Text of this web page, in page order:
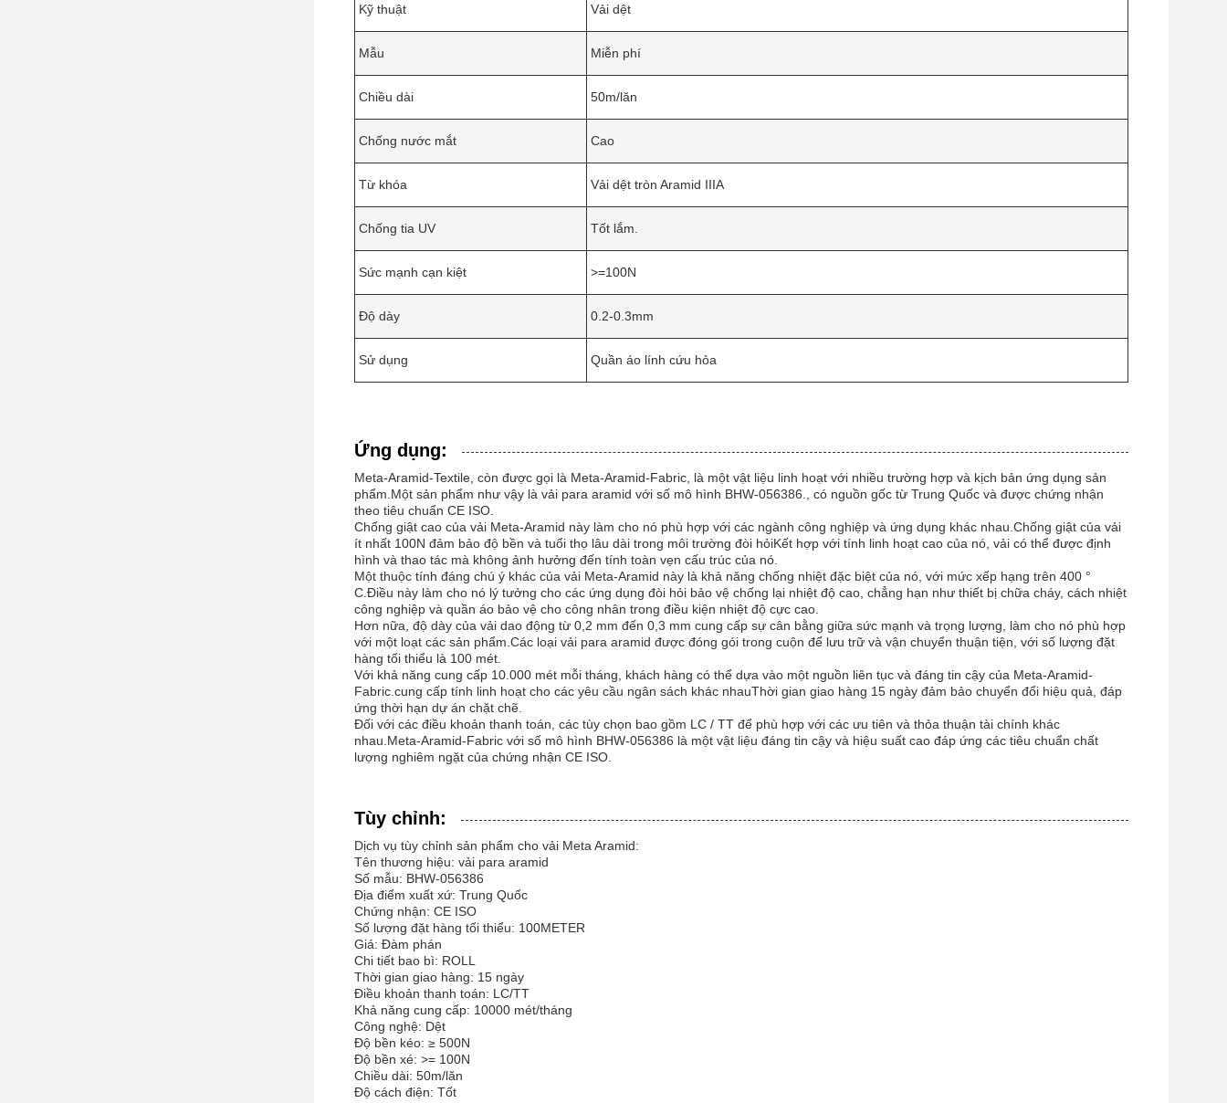
Kỹ thuật Vải dệt
Mẫu Miễn phí
Chiều dài 50m/lăn
Chống nước mắt Cao
Từ khóa Vải dệt tròn Aramid IIIA
Chống tia UV Tốt lắm.
Sức mạnh cạn kiệt >=100N
Độ dày 0.2-0.3mm
Sử dụng Quần áo lính cứu hỏa
Ứng dụng:
Meta-Aramid-Textile, còn được gọi là Meta-Aramid-Fabric, là một vật liệu linh hoạt với nhiều trường hợp và kịch bản ứng dụng sản
phẩm.Một sản phẩm như vậy là vải para aramid với số mô hình BHW-056386., có nguồn gốc từ Trung Quốc và được chứng nhận
theo tiêu chuẩn CE ISO.
Chống giật cao của vải Meta-Aramid này làm cho nó phù hợp với các ngành công nghiệp và ứng dụng khác nhau.Chống giật của vải
ít nhất 100N đảm bảo độ bền và tuổi thọ lâu dài trong môi trường đòi hỏiKết hợp với tính linh hoạt cao của nó, vải có thể được định
hình và thao tác mà không ảnh hưởng đến tính toàn vẹn cấu trúc của nó.
Một thuộc tính đáng chú ý khác của vải Meta-Aramid này là khả năng chống nhiệt đặc biệt của nó, với mức xếp hạng trên 400 °
C.Điều này làm cho nó lý tưởng cho các ứng dụng đòi hỏi bảo vệ chống lại nhiệt độ cao, chẳng hạn như thiết bị chữa cháy, cách nhiệt
công nghiệp và quần áo bảo vệ cho công nhân trong điều kiện nhiệt độ cực cao.
Hơn nữa, độ dày của vải dao động từ 0,2 mm đến 0,3 mm cung cấp sự cân bằng giữa sức mạnh và trọng lượng, làm cho nó phù hợp
với một loạt các sản phẩm.Các loại vải para aramid được đóng gói trong cuộn để lưu trữ và vận chuyển thuận tiện, với số lượng đặt
hàng tối thiểu là 100 mét.
Với khả năng cung cấp 10.000 mét mỗi tháng, khách hàng có thể dựa vào một nguồn liên tục và đáng tin cậy của Meta-Aramid-
Fabric.cung cấp tính linh hoạt cho các yêu cầu ngân sách khác nhauThời gian giao hàng 15 ngày đảm bảo chuyển đổi hiệu quả, đáp
ứng thời hạn dự án chặt chẽ.
Đối với các điều khoản thanh toán, các tùy chọn bao gồm LC / TT để phù hợp với các ưu tiên và thỏa thuận tài chính khác
nhau.Meta-Aramid-Fabric với số mô hình BHW-056386 là một vật liệu đáng tin cậy và hiệu suất cao đáp ứng các tiêu chuẩn chất
lượng nghiêm ngặt của chứng nhận CE ISO.
Tùy chỉnh:
Dịch vụ tùy chỉnh sản phẩm cho vải Meta Aramid:
Tên thương hiệu: vải para aramid
Số mẫu: BHW-056386
Địa điểm xuất xứ: Trung Quốc
Chứng nhận: CE ISO
Số lượng đặt hàng tối thiểu: 100METER
Giá: Đàm phán
Chi tiết bao bì: ROLL
Thời gian giao hàng: 15 ngày
Điều khoản thanh toán: LC/TT
Khả năng cung cấp: 10000 mét/tháng
Công nghệ: Dệt
Độ bền kéo: ≥ 500N
Độ bền xé: >= 100N
Chiều dài: 50m/lăn
Độ cách điện: Tốt